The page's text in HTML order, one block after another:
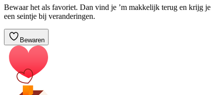
Bewaar het als favoriet. Dan vind je ’m makkelijk terug en krijg je
een seintje bij veranderingen.
Bewaren